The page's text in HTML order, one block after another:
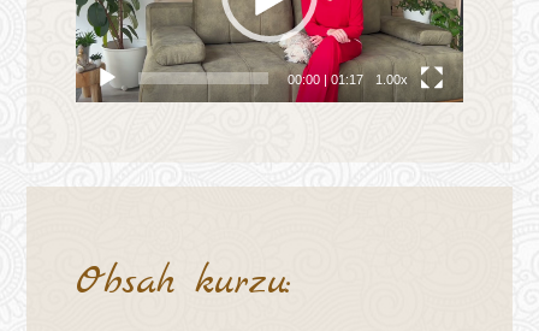
00:00 |01:17 1.00x
Obsah kurzu: